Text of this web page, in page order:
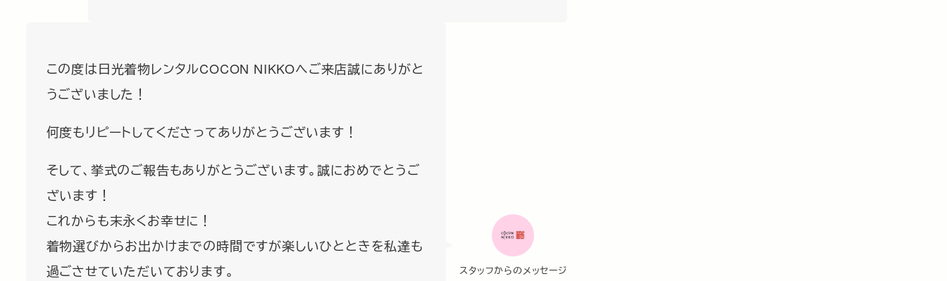
スタッフからのメッセージ
この度は日光着物レンタルCOCON NIKKOへご来店誠にありがと
うございました！
何度もリピートしてくださってありがとうございます！
そして、挙式のご報告もありがとうございます。誠におめでとうご
ざいます！
これからも末永くお幸せに！
着物選びからお出かけまでの時間ですが楽しいひとときを私達も
過ごさせていただいております。